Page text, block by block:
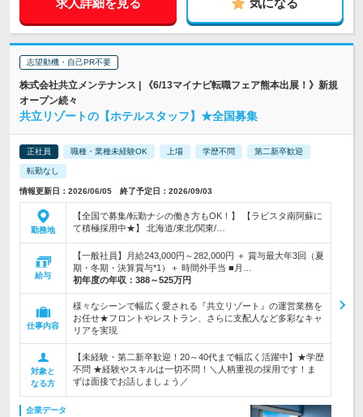
求人詳細を見る 気になる
志望動機・自己PR不要
株式会社共立メンテナンス | 《6/13マイナビ転職フェア熊本出展！》新規
オープン続々
共立リゾートの【ホテルスタッフ】★全国募集
正社員 職種・業種未経験OK 上場 学歴不問 第二新卒歓迎
転勤なし
情報更新日：2026/06/05 終了予定日：2026/09/03
勤務地
【全国で募集/転勤ナシの働き方もOK！】 【ラビスタ南阿蘇に
て積極採用中★】 北海道/東北/関東/…
給与
【一般社員】月給243,000円～282,000円 ＋ 賞与最大年3回（夏
期・冬期・決算賞与*1）＋ 時間外手当 ■月…
初年度の年収： 388～525万円
仕事内容
様々なシーンで幅広く愛される『共立リゾート』の運営業務を
お任せ★フロントやレストラン、さらに支配人など多彩なキャ
リアを実現
対象と
なる方
【未経験・第二新卒歓迎！20～40代まで幅広く活躍中】★学歴
不問 ★経験やスキルは一切不問！＼人柄重視の採用です！ま
ずは面接でお話しましょう／
企業データ